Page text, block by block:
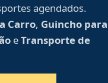
agendados.
Carro, Guincho para
eTransporte de